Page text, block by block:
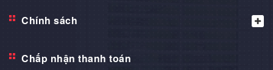
Chính sách
Chấp nhận thanh toán